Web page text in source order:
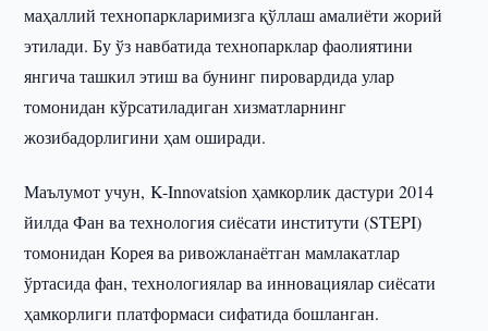
маҳаллий технопаркларимизга қўллаш амалиёти жорий
этилади. Бу ўз навбатида технопарклар фаолиятини
янгича ташкил этиш ва бунинг пировардида улар
томонидан кўрсатиладиган хизматларнинг
жозибадорлигини ҳам оширади.
Маълумот учун, K-Innovatsion ҳамкорлик дастури 2014
йилда Фан ва технология сиёсати институти (STEPI)
томонидан Корея ва ривожланаётган мамлакатлар
ўртасида фан, технологиялар ва инновациялар сиёсати
ҳамкорлиги платформаси сифатида бошланган.